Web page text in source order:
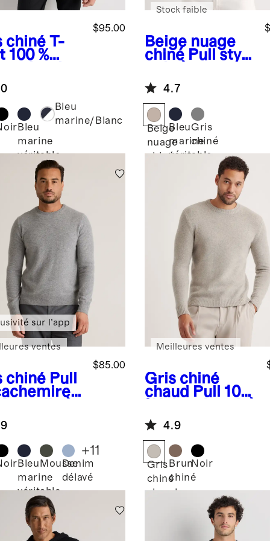
chiné T-
100 %
$95.00
Bleu
marine
véritable
Bleu
marine/Blanc
Beige nuage
chiné Pull style
manches
courtes gaufré
en cachemire
de Mongolie
Stock faible
4.7
Beige
nuage
chiné
Bleu
marine
véritable
Gris
chiné
chiné Pull
$85.00
sur l’app
ventes
Bleu
marine
véritable
MousseDenim
délavé
+11
Gris chiné
chaud
Pull 100
col rond
Meilleures ventes
4.9
Gris
chiné
chaud
Brun
chiné
Noir